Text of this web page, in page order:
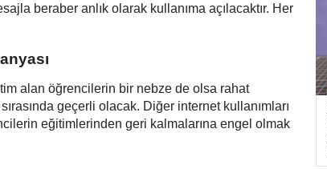
beraber anlık olarak kullanıma açılacaktır. Her
alan öğrencilerin bir nebze de olsa rahat
geçerli olacak. Diğer internet kullanımları
eğitimlerinden geri kalmalarına engel olmak